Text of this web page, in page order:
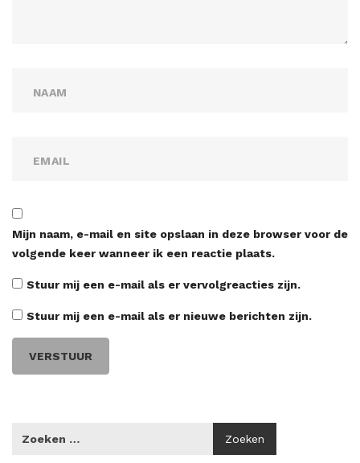
Mijn naam, e-mail en site opslaan in deze browser voor de
volgende keer wanneer ik een reactie plaats.
Stuur mij een e-mail als er vervolgreacties zijn.
Stuur mij een e-mail als er nieuwe berichten zijn.